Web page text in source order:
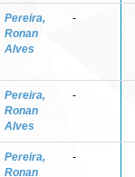
Pereira,
Ronan
Alves
-
Pereira,
Ronan
Alves
-
Pereira,
Ronan
-